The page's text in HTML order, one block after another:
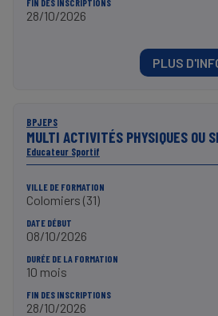
28/10/2026
PLUS
BPJEPS
MULTI ACTIVITÉS PHYSIQUES OU
Educateur Sportif
VILLE DE FORMATION
Colomiers (31)
DATE DÉBUT
08/10/2026
DURÉE DE LA FORMATION
10 mois
FIN DES INSCRIPTIONS
28/10/2026